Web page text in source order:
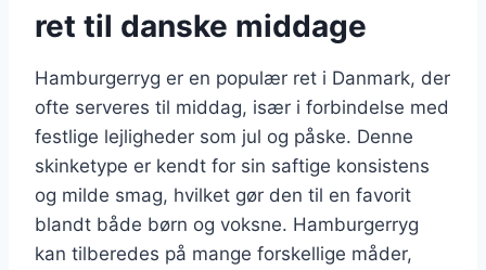
ret til danske middage
Hamburgerryg er en populær ret i Danmark, der
ofte serveres til middag, især i forbindelse med
festlige lejligheder som jul og påske. Denne
skinketype er kendt for sin saftige konsistens
og milde smag, hvilket gør den til en favorit
blandt både børn og voksne. Hamburgerryg
kan tilberedes på mange forskellige måder,